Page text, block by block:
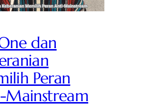
dan
Peran
Mainstream